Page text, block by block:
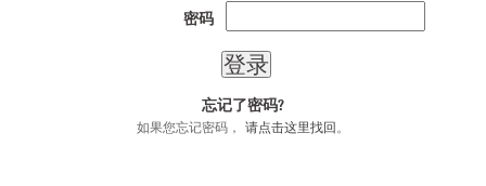
密码
忘记了密码?
如果您忘记密码， 请点击这里找回 。